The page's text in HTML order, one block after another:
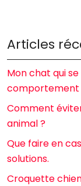
Articles
Mon chat qui
comportement
Comment
animal ?
Que faire en
solutions.
Croquette